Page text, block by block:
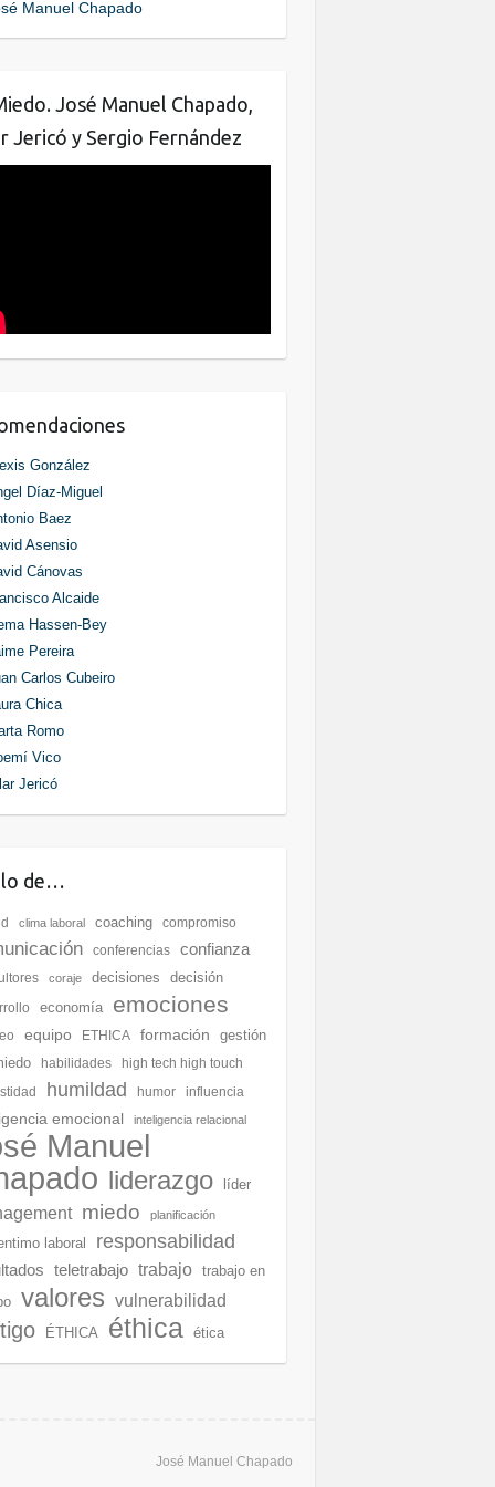
o
k
n
Manuel Chapado
José Manuel Chapado,
Jericó y Sergio Fernández
González
Díaz-Miguel
Baez
Asensio
Cánovas
Alcaide
Hassen-Bey
Pereira
Carlos Cubeiro
Chica
Romo
Vico
Jericó
de…
clima laboral coaching compromiso
conferencias confianza
coraje decisiones decisión
economía emociones
equipo ETHICA formación
gestión
habilidades
high tech high touch
humildad humor influencia
emocional inteligencia relacional
Manuel
liderazgo líder
miedo planificación
laboral responsabilidad
teletrabajo trabajo
trabajo en
valores vulnerabilidad
ÉTHICA éthica ética
José Manuel Chapado